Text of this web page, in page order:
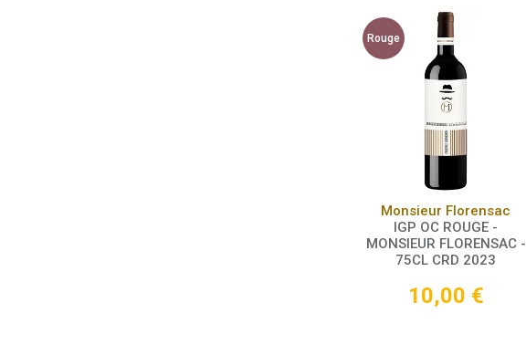
Rouge
Panier
Monsieur Florensac
IGP OC ROUGE -
MONSIEUR FLORENSAC -
75CL CRD 2023
10,00 €